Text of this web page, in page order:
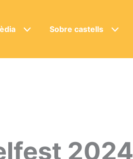
Sobre castells
2024